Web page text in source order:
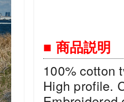
■ 商品説明
100% cotton
High profile.